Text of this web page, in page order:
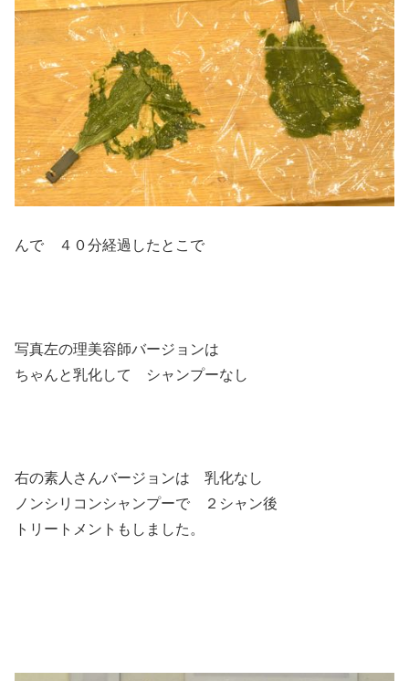
んで ４０分経過したとこで
写真左の理美容師バージョンは
ちゃんと乳化して シャンプーなし
右の素人さんバージョンは 乳化なし
ノンシリコンシャンプーで ２シャン後
トリートメントもしました。